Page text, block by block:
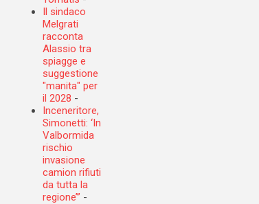
Il sindaco
Melgrati
racconta
Alassio tra
spiagge e
suggestione
"manita" per
il 2028 -
Inceneritore,
Simonetti: ‘In
Valbormida
rischio
invasione
camion rifiuti
da tutta la
regione’” -